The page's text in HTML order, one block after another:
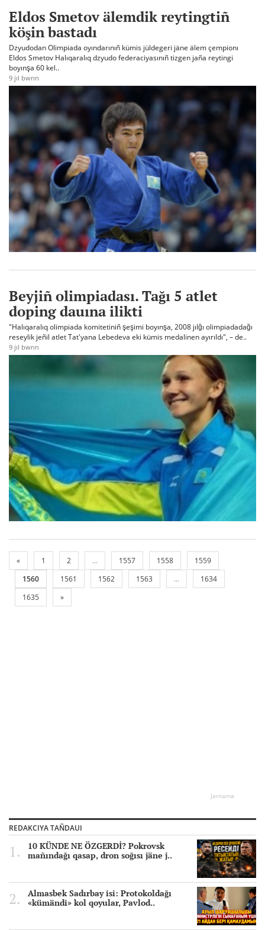
Eldos Smetov älemdik reytingtiñ
köşin bastadı
Dzyudodan Olimpiada oyındarınıñ kümis jüldegeri jäne älem çempionı
Eldos Smetov Halıqaralıq dzyudo federaciyasınıñ tizgen jaña reytingi
boyınşa 60 kel..
9 jıl bwrın
Beyjiñ olimpiadası. Tağı 5 atlet
doping dauına ilikti
"Halıqaralıq olimpiada komitetiniñ şeşimi boyınşa, 2008 jılğı olimpiadadağı
reseylik jeñil atlet Tat'yana Lebedeva eki kümis medalinen ayırıldı", – de..
9 jıl bwrın
« 1 2 ... 1557 1558
1559
1560
1561 1562 1563 ...
1634
1635
»
Jarnama
REDAKCIYA TAÑDAUI
10 KÜNDE NE ÖZGERDİ? Pokrovsk
mañındağı qasap, dron soğısı jäne j..
Almasbek Sadırbay isi: Protokoldağı
«kümändi» kol qoyular, Pavlod..